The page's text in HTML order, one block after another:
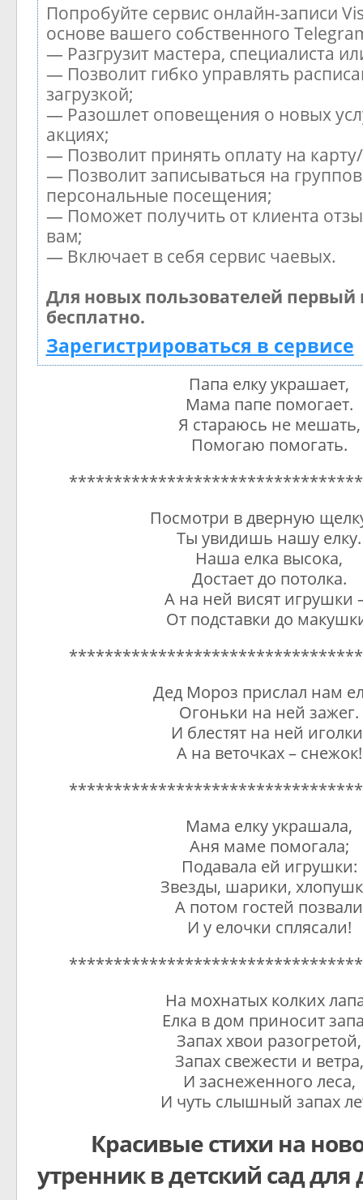
Попробуйте сервис онлайн-записи
основе вашего собственного
— Разгрузит мастера, специалиста
— Позволит гибко управлять
загрузкой;
— Разошлет оповещения о новых
акциях;
— Позволит принять оплату на
— Позволит записываться на
персональные посещения;
— Поможет получить от клиента
вам;
— Включает в себя сервис чаевых.
Для новых пользователей первый
бесплатно.
Зарегистрироваться в сервисе
Папа елку украшает,
Мама папе помогает.
Я стараюсь не мешать,
Помогаю помогать.
Посмотри в дверную
Ты увидишь нашу елку.
Наша елка высока,
Достает до потолка.
А на ней висят
От подставки до
Дед Мороз прислал нам
Огоньки на ней зажег.
И блестят на ней
А на веточках – снежок!
Мама елку украшала,
Аня маме помогала;
Подавала ей игрушки:
Звезды, шарики,
А потом гостей позвали
И у елочки сплясали!
На мохнатых колких
Елка в дом приносит
Запах хвои разогретой,
Запах свежести и ветра,
И заснеженного леса,
И чуть слышный запах
Красивые стихи на
утренник в детский сад для